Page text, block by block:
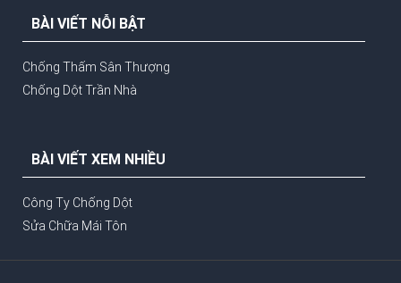
BÀI VIẾT NỖI BẬT
Chống Thấm Sân Thượng
Chống Dột Trần Nhà
BÀI VIẾT XEM NHIỀU
Công Ty Chống Dột
Sửa Chữa Mái Tôn